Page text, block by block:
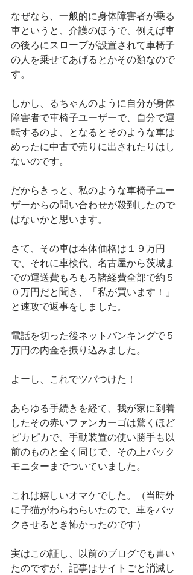
なぜなら、一般的に身体障害者が乗る
車というと、介護のほうで、例えば車
の後ろにスロープが設置されて車椅子
の人を乗せてあげるとかその類なので
す。
しかし、るちゃんのように自分が身体
障害者で車椅子ユーザーで、自分で運
転するのよ、となるとそのような車は
めったに中古で売りに出されたりはし
ないのです。
だからきっと、私のような車椅子ユー
ザーからの問い合わせが殺到したので
はないかと思います。
さて、その車は本体価格は１９万円
で、それに車検代、名古屋から茨城ま
での運送費もろもろ諸経費全部で約５
０万円だと聞き、「私が買います！」
と速攻で返事をしました。
電話を切った後ネットバンキングで５
万円の内金を振り込みました。
よーし、これでツバつけた！
あらゆる手続きを経て、我が家に到着
したその赤いファンカーゴは驚くほど
ピカピカで、手動装置の使い勝手も以
前のものと全く同じで、その上バック
モニターまでついていました。
これは嬉しいオマケでした。（当時外
に子猫がわらわらいたので、車をバッ
クさせるとき怖かったのです）
実はこの証し、以前のブログでも書い
たのですが、記事はサイトごと消滅し